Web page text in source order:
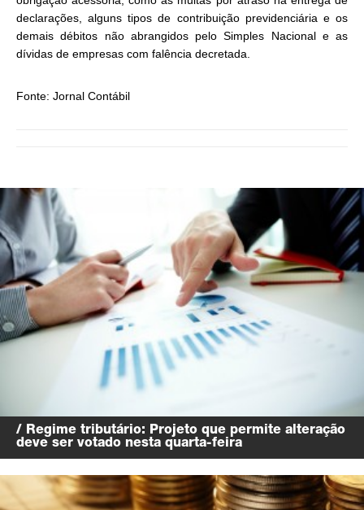
declarações, alguns tipos de contribuição previdenciária e os
demais débitos não abrangidos pelo Simples Nacional e as
dívidas de empresas com falência decretada.
Fonte: Jornal Contábil
/ Regime tributário: Projeto que permite alteração
deve ser votado nesta quarta-feira